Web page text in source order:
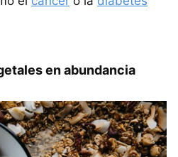
en abundancia